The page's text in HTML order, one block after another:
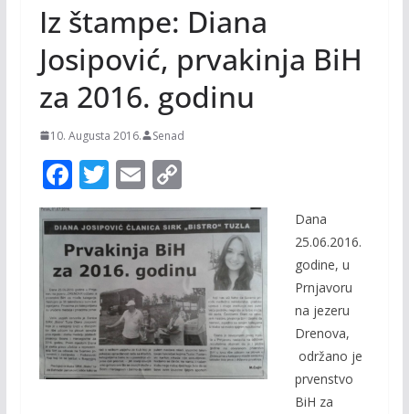
Iz štampe: Diana
Josipović, prvakinja BiH
za 2016. godinu
10. Augusta 2016. Senad
F
ac
e
b
o
o
k
T
w
itt
er
E
m
ai
l
C
o
p
y
Li
n
k
Dana
25.06.2016.
godine, u
Prnjavoru
na jezeru
Drenova,
održano je
prvenstvo
BiH za